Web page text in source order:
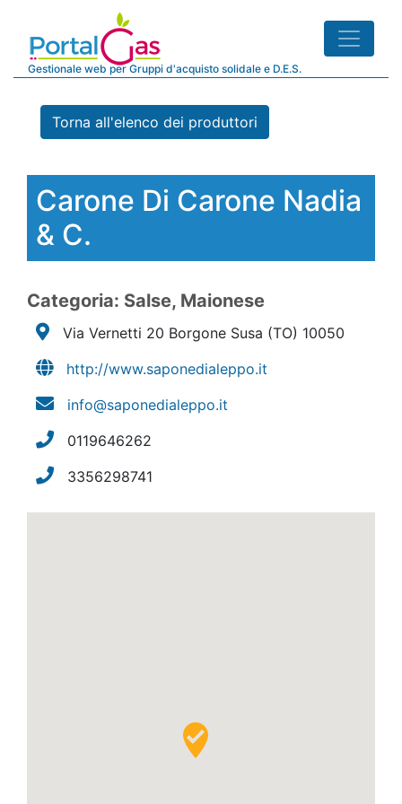
Gestionale web per Gruppi d'acquisto solidale e D.E.S.
Torna all'elenco dei produttori
Carone Di Carone Nadia
& C.
Categoria: Salse, Maionese
Via Vernetti 20 Borgone Susa (TO) 10050
http://www.saponedialeppo.it
info@saponedialeppo.it
0119646262
3356298741